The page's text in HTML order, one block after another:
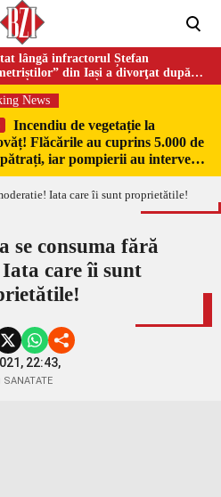
lângă infractorul Ștefan
din Iași a divorţat după
News
Incendiu de vegetație la
Flăcările au cuprins 5.000 de
iar pompierii au intervenit
se consuma fără
care îi sunt
22:43,
SANATATE